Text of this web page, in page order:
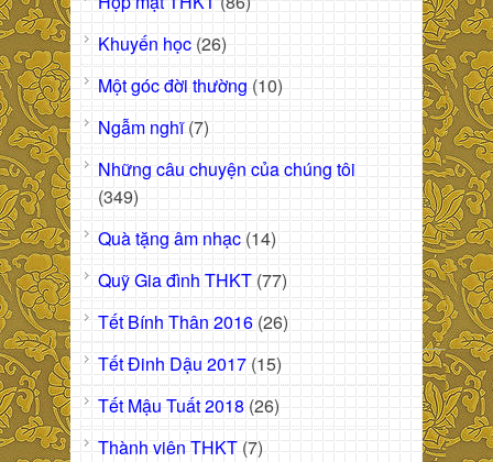
Khuyến học (26)
Một góc đời thường (10)
Ngẫm nghĩ(7)
Những câu chuyện của chúng tôi
(349)
Quà tặng âm nhạc (14)
Quỹ Gia đình THKT (77)
Tết Bính Thân 2016 (26)
Tết Đinh Dậu 2017 (15)
Tết Mậu Tuất 2018 (26)
Thành viên THKT (7)